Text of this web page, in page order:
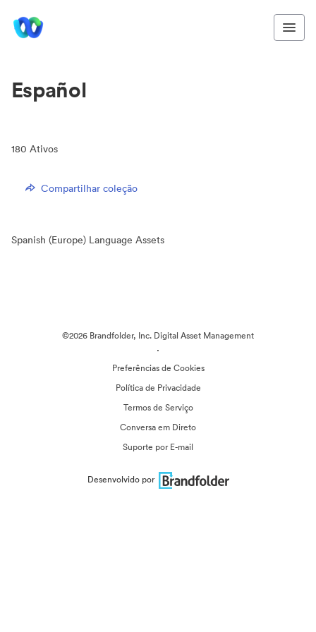
Español
180 Ativos
Compartilhar coleção
Spanish (Europe) Language Assets
©2026 Brandfolder, Inc. Digital Asset Management
·
Preferências de Cookies
Política de Privacidade
Termos de Serviço
Conversa em Direto
Suporte por E-mail
Desenvolvido por